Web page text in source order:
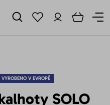
VYROBENO V EVROPĚ
SOLO